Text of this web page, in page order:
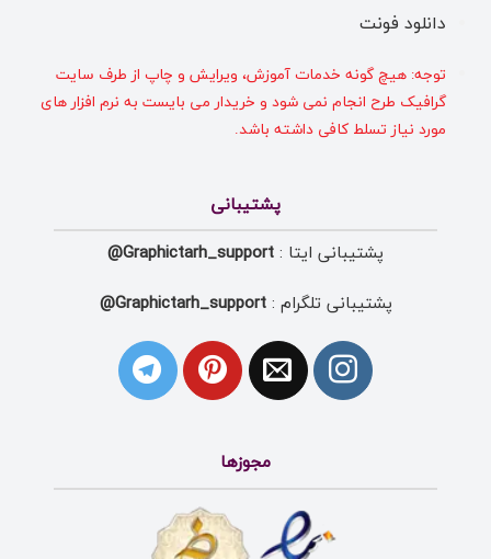
دانلود فونت
توجه: هیچ گونه خدمات آموزش، ویرایش و چاپ از طرف سایت
گرافیک طرح انجام نمی شود و خریدار می بایست به نرم افزار های
مورد نیاز تسلط کافی داشته باشد.
پشتیبانی
پشتیبانی ایتا : Graphictarh_support@
پشتیبانی تلگرام :Graphictarh_support@
مجوزها